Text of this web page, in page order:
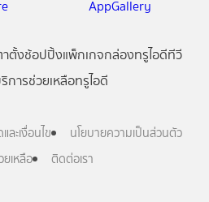
ตั้งช้อปปิ้งแพ็กเกจกล่องทรูไอดีทีวี
การช่วยเหลือทรูไอดี
ละเงื่อนไข
นโยบายความเป็นส่วนตัว
เหลือ
ติดต่อเรา